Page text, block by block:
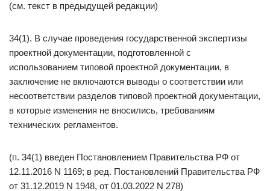
(см. текст в предыдущей редакции)
34(1). В случае проведения государственной экспертизы
проектной документации, подготовленной с
использованием типовой проектной документации, в
заключение не включаются выводы о соответствии или
несоответствии разделов типовой проектной документации,
в которые изменения не вносились, требованиям
технических регламентов.
(п. 34(1) введен Постановлением Правительства РФ от
12.11.2016 N 1169; в ред. Постановлений Правительства РФ
от 31.12.2019 N 1948, от 01.03.2022 N 278)